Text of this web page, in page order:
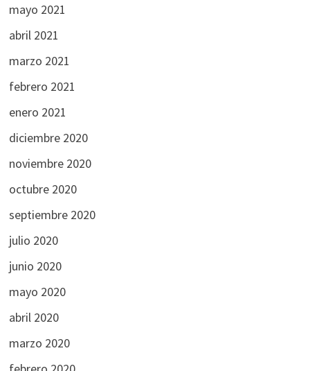
mayo 2021
abril 2021
marzo 2021
febrero 2021
enero 2021
diciembre 2020
noviembre 2020
octubre 2020
septiembre 2020
julio 2020
junio 2020
mayo 2020
abril 2020
marzo 2020